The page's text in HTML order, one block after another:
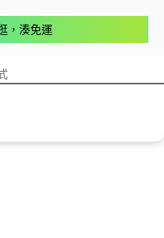
，湊免運